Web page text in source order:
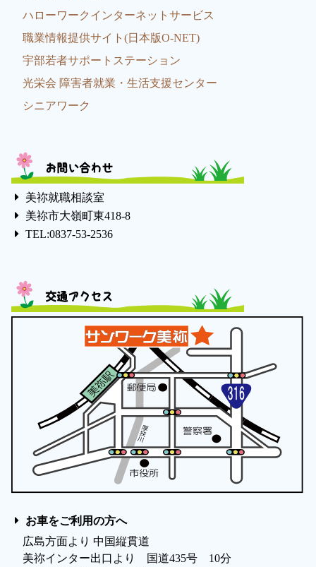
ハローワークインターネットサービス
職業情報提供サイト(日本版O-NET)
宇部若者サポートステーション
光栄会 障害者就業・生活支援センター
シニアワーク
お問い合わせ
美祢就職相談室
美祢市大嶺町東418-8
TEL:0837-53-2536
交通アクセス
お車をご利用の方へ
広島方面より 中国縦貫道
美祢インター出口より 国道435号 10分